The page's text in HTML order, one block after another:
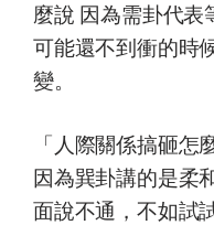
麼說 因為需卦代表
可能還不到衝的時
變。
「人際關係搞砸
因為巽卦講的是柔
面說不通，不如試